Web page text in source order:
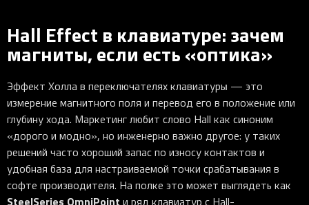
Hall Effect в клавиатуре: зачем
магниты, если есть «оптика»
Эффект Холла в переключателях клавиатуры — это
измерение магнитного поля и перевод его в положение или
глубину хода. Маркетинг любит слово Hall как синоним
«дорого и модно», но инженерно важно другое: у таких
решений часто хороший запас по износу контактов и
удобная база для настраиваемой точки срабатывания в
софте производителя. На полке это может выглядеть как
SteelSeries OmniPoint и ряд клавиатур с Hall-